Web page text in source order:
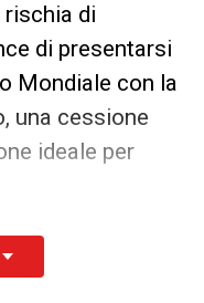
di
di presentarsi
Mondiale con la
una cessione
ideale per
SU